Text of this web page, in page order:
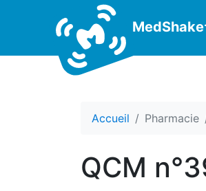
MedShake
Accueil Pharmacie
QCM